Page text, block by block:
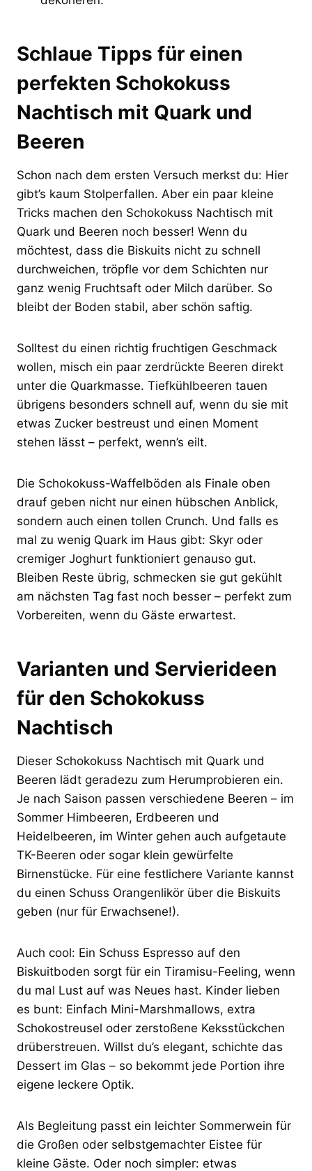
Schlaue Tipps für einen
perfekten Schokokuss
Nachtisch mit Quark und
Beeren
Schon nach dem ersten Versuch merkst du: Hier
gibt’s kaum Stolperfallen. Aber ein paar kleine
Tricks machen den Schokokuss Nachtisch mit
Quark und Beeren noch besser! Wenn du
möchtest, dass die Biskuits nicht zu schnell
durchweichen, tröpfle vor dem Schichten nur
ganz wenig Fruchtsaft oder Milch darüber. So
bleibt der Boden stabil, aber schön saftig.
Solltest du einen richtig fruchtigen Geschmack
wollen, misch ein paar zerdrückte Beeren direkt
unter die Quarkmasse. Tiefkühlbeeren tauen
übrigens besonders schnell auf, wenn du sie mit
etwas Zucker bestreust und einen Moment
stehen lässt – perfekt, wenn’s eilt.
Die Schokokuss-Waffelböden als Finale oben
drauf geben nicht nur einen hübschen Anblick,
sondern auch einen tollen Crunch. Und falls es
mal zu wenig Quark im Haus gibt: Skyr oder
cremiger Joghurt funktioniert genauso gut.
Bleiben Reste übrig, schmecken sie gut gekühlt
am nächsten Tag fast noch besser – perfekt zum
Vorbereiten, wenn du Gäste erwartest.
Varianten und Servierideen
für den Schokokuss
Nachtisch
Dieser Schokokuss Nachtisch mit Quark und
Beeren lädt geradezu zum Herumprobieren ein.
Je nach Saison passen verschiedene Beeren – im
Sommer Himbeeren, Erdbeeren und
Heidelbeeren, im Winter gehen auch aufgetaute
TK-Beeren oder sogar klein gewürfelte
Birnenstücke. Für eine festlichere Variante kannst
du einen Schuss Orangenlikör über die Biskuits
geben (nur für Erwachsene!).
Auch cool: Ein Schuss Espresso auf den
Biskuitboden sorgt für ein Tiramisu-Feeling, wenn
du mal Lust auf was Neues hast. Kinder lieben
es bunt: Einfach Mini-Marshmallows, extra
Schokostreusel oder zerstoßene Keksstückchen
drüberstreuen. Willst du’s elegant, schichte das
Dessert im Glas – so bekommt jede Portion ihre
eigene leckere Optik.
Als Begleitung passt ein leichter Sommerwein für
die Großen oder selbstgemachter Eistee für
kleine Gäste. Oder noch simpler: etwas